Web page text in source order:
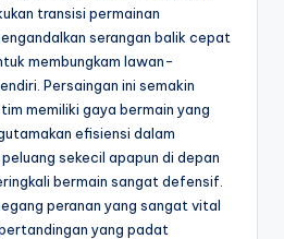
transisi permainan
serangan balik cepat
membungkam lawan-
Persaingan ini semakin
memiliki gaya bermain yang
efisiensi dalam
sekecil apapun di depan
bermain sangat defensif.
peranan yang sangat vital
yang padat